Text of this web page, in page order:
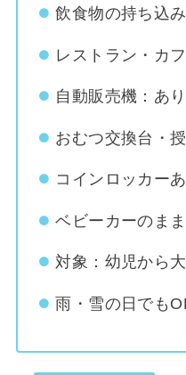
飲食物の持ち込
レストラン・カ
自動販売機：あり
おむつ交換台・
コインロッカー
ベビーカーのま
対象：幼児から
雨・雪の日でも